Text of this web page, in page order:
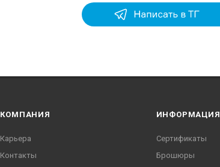
КОМПАНИЯ
Карьера
Контакты
ИНФОРМАЦИЯ
Сертификаты
Брошюры